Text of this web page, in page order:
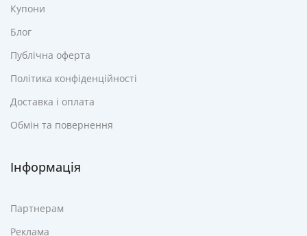
Купони
Блог
Публічна оферта
Політика конфіденційності
Доставка і оплата
Обмін та повернення
Інформація
Партнерам
Реклама